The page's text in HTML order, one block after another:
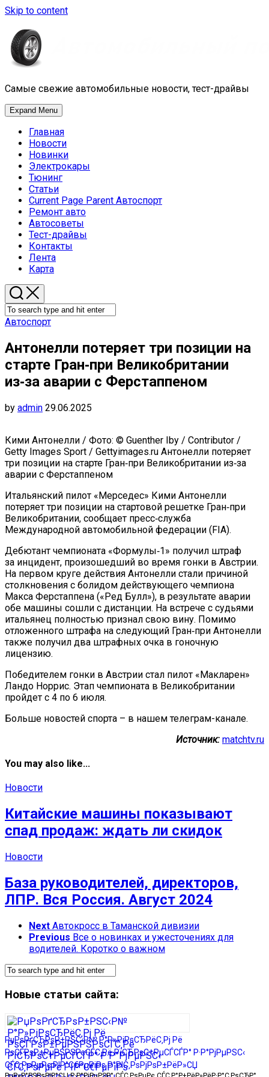
Skip to content
Самые свежие автомобильные новости, тест-драйвы
Expand Menu
Главная
Новости
Новинки
Электрокары
Тюнинг
Статьи
Current Page Parent Автоспорт
Ремонт авто
Автосоветы
Тест-драйвы
Контакты
Лента
Карта
Автоспорт
Антонелли потеряет три позиции на
старте Гран‑при Великобритании
из‑за аварии с Ферстаппеном
by admin 29.06.2025
Кими Антонелли / Фото: © Guenther Iby / Contributor /
Getty Images Sport / Gettyimages.ru Антонелли потеряет
три позиции на старте Гран‑при Великобритании из‑за
аварии с Ферстаппеном
Итальянский пилот «Мерседес» Кими Антонелли
потеряет три позиции на стартовой решетке Гран‑при
Великобритании, сообщает пресс‑служба
Международной автомобильной федерации (FIA).
Дебютант чемпионата «Формулы‑1» получил штраф
за инцидент, произошедший во время гонки в Австрии.
На первом круге действия Антонелли стали причиной
столкновения с болидом действующего чемпиона
Макса Ферстаппена («Ред Булл»), в результате аварии
обе машины сошли с дистанции. На встрече с судьями
итальянец полностью признал свою вину. Помимо
отложенного штрафа на следующий Гран‑при Антонелли
также получил два штрафных очка в гоночную
лицензию.
Победителем гонки в Австрии стал пилот «Макларен»
Ландо Норрис. Этап чемпионата в Великобритании
пройдет с 4 по 6 июля.
Больше новостей спорта – в нашем телеграм-канале.
Источник: matchtv.ru
You may also like...
Новости
Китайские машины показывают
спад продаж: ждать ли скидок
Новости
База руководителей, директоров,
ЛПР. Вся Россия. Август 2024
Next Автокросс в Таманской дивизии
Previous Все о новинках и ужесточениях для
водителей. Коротко о важном
Новые статьи сайта:
РџРѕРґСЂРѕР±РЅС‹Р№ Р°Р»РіРѕСЂРёС‚Рј Рё
РѕСЃРѕР±РµРЅРЅРѕСЃС‚Рё РїСЂРѕС†РµСЃСЃР° Р·Р°РјРµРЅС‹
СЃС‚РѕРµРє РІР°С€РµРіРѕ Р°РІС‚РѕРјРѕР±РёР»СЏ